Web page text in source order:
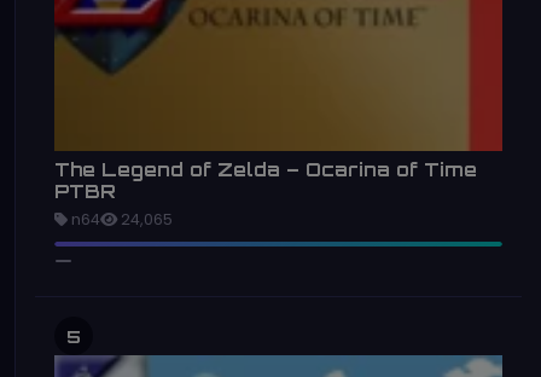
The Legend of Zelda – Ocarina of Time
PTBR
n64 24,065
5